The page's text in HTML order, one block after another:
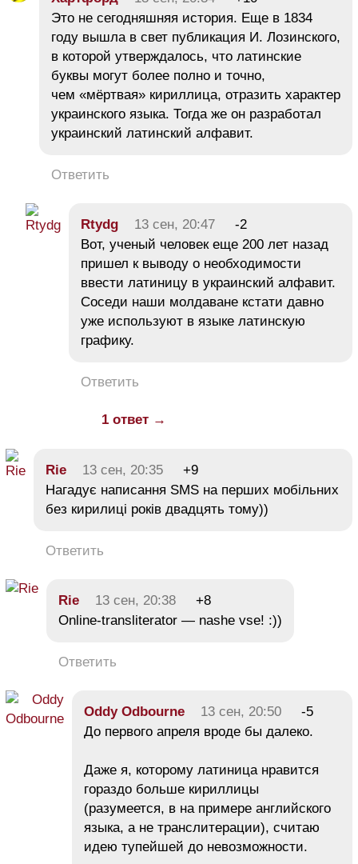
Это не сегодняшняя история. Еще в 1834
году вышла в свет публикация И. Лозинского,
в которой утверждалось, что латинские
буквы могут более полно и точно,
чем «мёртвая» кириллица, отразить характер
украинского языка. Тогда же он разработал
украинский латинский алфавит.
Ответить
Rtydg 13 сен, 20:47
-2
Вот, ученый человек еще 200 лет назад
пришел к выводу о необходимости
ввести латиницу в украинский алфавит.
Соседи наши молдаване кстати давно
уже используют в языке латинскую
графику.
Ответить
1 ответ →
Rie 13 сен, 20:35
+9
Нагадує написання SMS на перших мобільних
без кирилиці років двадцять тому))
Ответить
Rie 13 сен, 20:38
+8
Online-transliterator — nashe vse! :))
Ответить
Oddy Odbourne 13 сен, 20:50
-5
До первого апреля вроде бы далеко.
Даже я, которому латиница нравится
гораздо больше кириллицы
(разумеется, в на примере английского
языка, а не транслитерации), считаю
идею тупейшей до невозможности.